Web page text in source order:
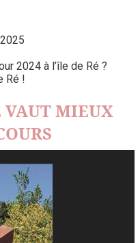
2024 à l’île de Ré ?
Ré !
VAUT MIEUX